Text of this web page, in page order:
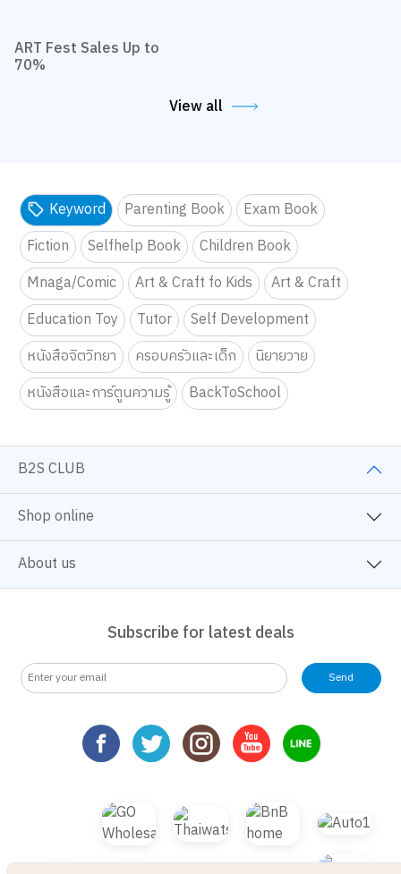
ART Fest Sales Up to
70%
View all
Keyword Parenting Book
Exam Book
Fiction
Selfhelp Book
Children Book
Mnaga/Comic
Art & Craft fo Kids
Art & Craft
Education Toy
Tutor
Self Development
หนังสือจิตวิทยา
ครอบครัวและเด็ก
นิยายวาย
หนังสือและการ์ตูนความรู้
BackToSchool
B2S CLUB
Shop online
About us
Subscribe for latest deals
Send
We use cookies